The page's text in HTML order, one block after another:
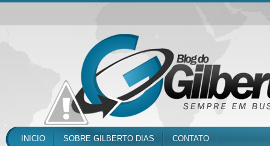
INICIO SOBRE GILBERTO DIAS CONTATO